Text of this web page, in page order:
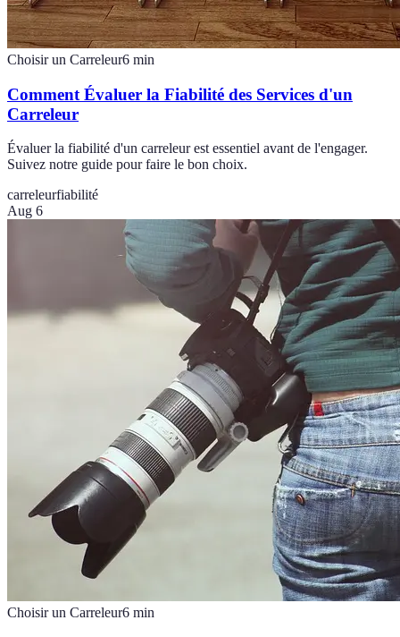
Choisir un Carreleur6 min
Comment Évaluer la Fiabilité des Services d'un
Carreleur
Évaluer la fiabilité d'un carreleur est essentiel avant de l'engager.
Suivez notre guide pour faire le bon choix.
carreleurfiabilité
Aug 6
Choisir un Carreleur6 min